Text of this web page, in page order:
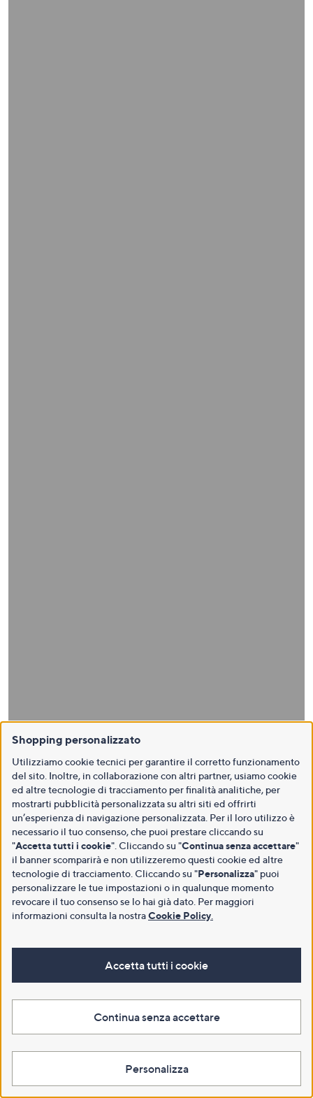
Shopping personalizzato
Utilizziamo cookie tecnici per garantire il corretto funzionamento
del sito. Inoltre, in collaborazione con altri partner, usiamo cookie
ed altre tecnologie di tracciamento per finalità analitiche, per
mostrarti pubblicità personalizzata su altri siti ed offrirti
un’esperienza di navigazione personalizzata. Per il loro utilizzo è
necessario il tuo consenso, che puoi prestare cliccando su
"Accetta tutti i cookie". Cliccando su "Continua senza accettare"
il banner scomparirà e non utilizzeremo questi cookie ed altre
tecnologie di tracciamento. Cliccando su "Personalizza" puoi
personalizzare le tue impostazioni o in qualunque momento
revocare il tuo consenso se lo hai già dato. Per maggiori
informazioni consulta la nostraCookie Policy
Accetta tutti i cookie
Continua senza accettare
Personalizza